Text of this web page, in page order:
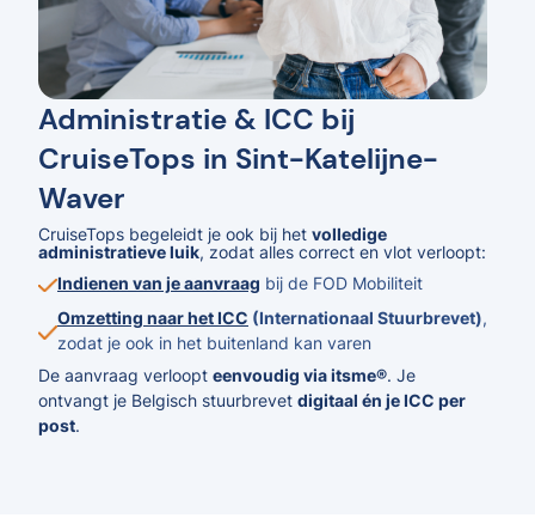
Administratie & ICC bij
CruiseTops in Sint-Katelijne-
Waver
CruiseTops begeleidt je ook bij het volledige
administratieve luik, zodat alles correct en vlot verloopt:
Indienen van je aanvraag bij de FOD Mobiliteit
Omzetting naar het ICC (Internationaal Stuurbrevet),
zodat je ook in het buitenland kan varen
De aanvraag verloopt eenvoudig via itsme®. Je
ontvangt je Belgisch stuurbrevet digitaal én je ICC per
post.